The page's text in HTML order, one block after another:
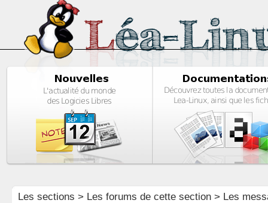
Les sections > Les forums de cette section> Les